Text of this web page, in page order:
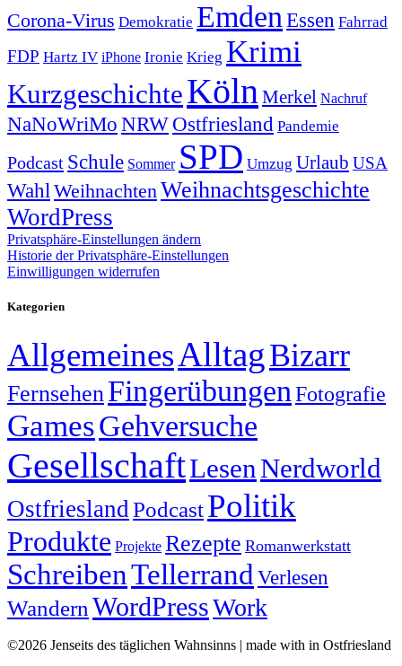
Corona-Virus Demokratie Emden Essen Fahrrad
FDP Hartz IV iPhone Ironie Krieg Krimi
KurzgeschichteKöln Merkel Nachruf
NaNoWriMo NRWOstfriesland Pandemie
Podcast Schule Sommer SPD Umzug Urlaub USA
Wahl Weihnachten Weihnachtsgeschichte
WordPress
Privatsphäre-Einstellungen ändern
Historie der Privatsphäre-Einstellungen
Einwilligungen widerrufen
Kategorien
AllgemeinesAlltagBizarr
FernsehenFingerübungen Fotografie
GamesGehversuche
GesellschaftLesenNerdworld
OstfrieslandPodcastPolitik
Produkte Projekte Rezepte Romanwerkstatt
SchreibenTellerrand Verlesen
Wandern WordPressWork
©2026 Jenseits des täglichen Wahnsinns | made with in Ostfriesland